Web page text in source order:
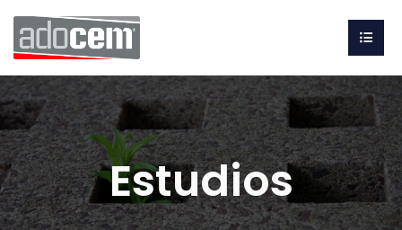
Categoría:
Estudios